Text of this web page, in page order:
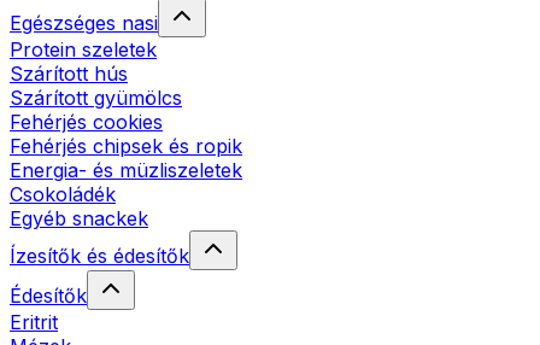
Egészséges nasi
Protein szeletek
Szárított hús
Szárított gyümölcs
Fehérjés cookies
Fehérjés chipsek és ropik
Energia- és müzliszeletek
Csokoládék
Egyéb snackek
Ízesítők és édesítők
Édesítők
Eritrit